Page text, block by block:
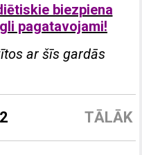
biezpiena
pagatavojami!
ar šīs gardās
TĀLĀK